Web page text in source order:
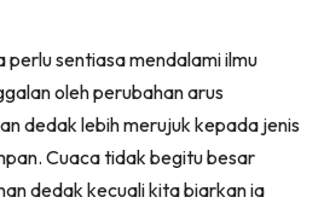
perlu sentiasa mendalami ilmu
oleh perubahan arus
dedak lebih merujuk kepada jenis
Cuaca tidak begitu besar
dedak kecuali kita biarkan ia